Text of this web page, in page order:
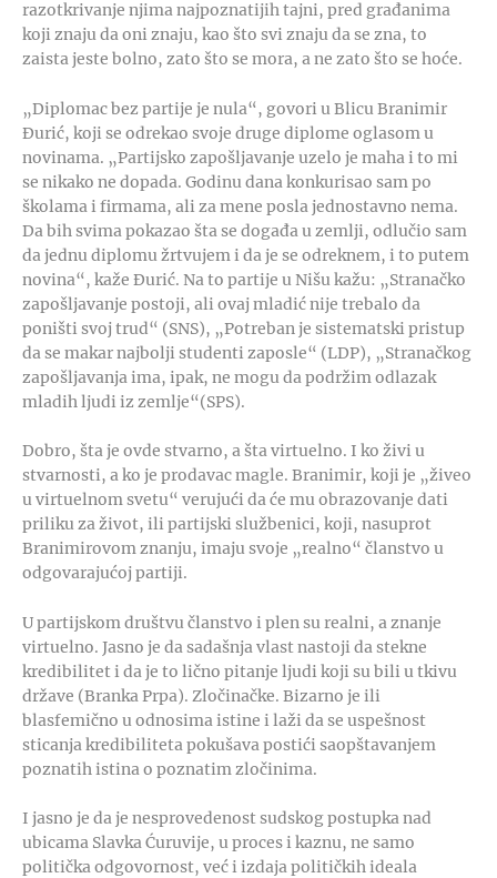
razotkrivanje njima najpoznatijih tajni, pred građanima
koji znaju da oni znaju, kao što svi znaju da se zna, to
zaista jeste bolno, zato što se mora, a ne zato što se hoće.
„Diplomac bez partije je nula“, govori u Blicu Branimir
Đurić, koji se odrekao svoje druge diplome oglasom u
novinama. „Partijsko zapošljavanje uzelo je maha i to mi
se nikako ne dopada. Godinu dana konkurisao sam po
školama i firmama, ali za mene posla jednostavno nema.
Da bih svima pokazao šta se događa u zemlji, odlučio sam
da jednu diplomu žrtvujem i da je se odreknem, i to putem
novina“, kaže Đurić. Na to partije u Nišu kažu: „Stranačko
zapošljavanje postoji, ali ovaj mladić nije trebalo da
poništi svoj trud“ (SNS), „Potreban je sistematski pristup
da se makar najbolji studenti zaposle“ (LDP), „Stranačkog
zapošljavanja ima, ipak, ne mogu da podržim odlazak
mladih ljudi iz zemlje“(SPS).
Dobro, šta je ovde stvarno, a šta virtuelno. I ko živi u
stvarnosti, a ko je prodavac magle. Branimir, koji je „živeo
u virtuelnom svetu“ verujući da će mu obrazovanje dati
priliku za život, ili partijski službenici, koji, nasuprot
Branimirovom znanju, imaju svoje „realno“ članstvo u
odgovarajućoj partiji.
U partijskom društvu članstvo i plen su realni, a znanje
virtuelno. Jasno je da sadašnja vlast nastoji da stekne
kredibilitet i da je to lično pitanje ljudi koji su bili u tkivu
države (Branka Prpa). Zločinačke. Bizarno je ili
blasfemično u odnosima istine i laži da se uspešnost
sticanja kredibiliteta pokušava postići saopštavanjem
poznatih istina o poznatim zločinima.
I jasno je da je nesprovedenost sudskog postupka nad
ubicama Slavka Ćuruvije, u proces i kaznu, ne samo
politička odgovornost, već i izdaja političkih ideala